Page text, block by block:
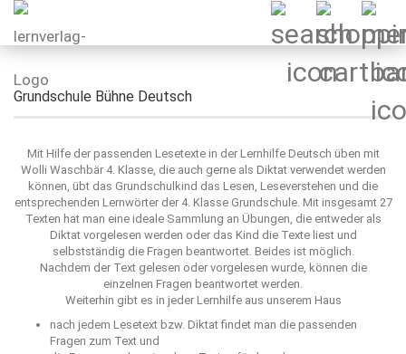
Grundschule Bühne Deutsch
Mit Hilfe der passenden Lesetexte in der Lernhilfe Deutsch üben mit
Wolli Waschbär 4. Klasse, die auch gerne als Diktat verwendet werden
können, übt das Grundschulkind das Lesen, Leseverstehen und die
entsprechenden Lernwörter der 4. Klasse Grundschule. Mit insgesamt 27
Texten hat man eine ideale Sammlung an Übungen, die entweder als
Diktat vorgelesen werden oder das Kind die Texte liest und
selbstständig die Fragen beantwortet. Beides ist möglich.
Nachdem der Text gelesen oder vorgelesen wurde, können die
einzelnen Fragen beantwortet werden.
Weiterhin gibt es in jeder Lernhilfe aus unserem Haus
nach jedem Lesetext bzw. Diktat findet man die passenden
Fragen zum Text und